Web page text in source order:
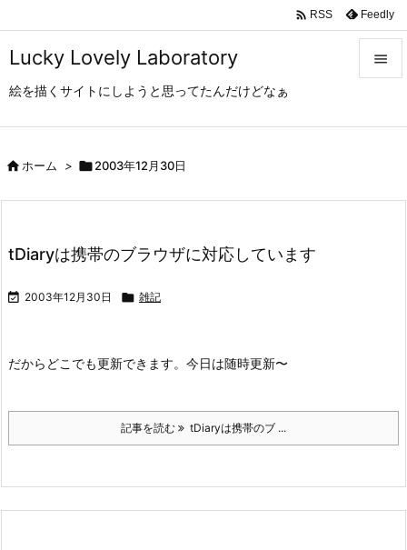
Lucky Lovely Laboratory
絵を描くサイトにしようと思ってたんだけどなぁ

 RSS Feedly
ホーム > 2003年12月30日
tDiaryは携帯のブラウザに対応しています
 2003年12月30日  雑記
だからどこでも更新できます。今日は随時更新〜
記事を読む tDiaryは携帯のブ ...